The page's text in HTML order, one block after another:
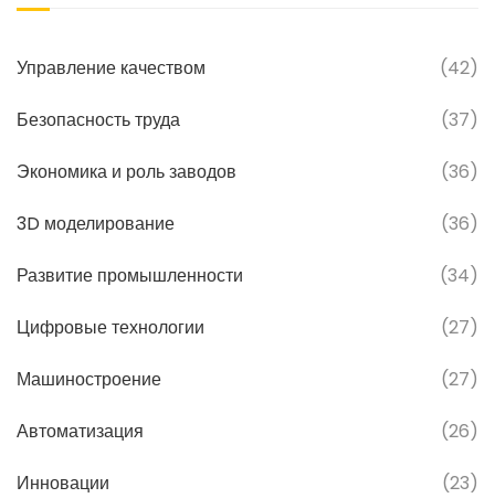
Управление качеством (42)
Безопасность труда (37)
Экономика и роль заводов (36)
3D моделирование (36)
Развитие промышленности (34)
Цифровые технологии (27)
Машиностроение (27)
Автоматизация (26)
Инновации (23)